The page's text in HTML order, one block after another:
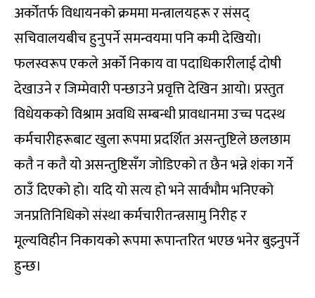
अर्कोतर्फ विधायनको क्रममा मन्त्रालयहरू र संसद्
सचिवालयबीच हुनुपर्ने समन्वयमा पनि कमी देखियो।
फलस्वरूप एकले अर्को निकाय वा पदाधिकारीलाई दोषी
देखाउने र जिम्मेवारी पन्छाउने प्रवृत्ति देखिन आयो। प्रस्तुत
विधेयकको विश्राम अवधि सम्बन्धी प्रावधानमा उच्च पदस्थ
कर्मचारीहरूबाट खुला रूपमा प्रदर्शित असन्तुष्टिले छलछाम
कतै न कतै यो असन्तुष्टिसँग जोडिएको त छैन भन्ने शंका गर्ने
ठाउँ दिएको हो। यदि यो सत्य हो भने सार्वभौम भनिएको
जनप्रतिनिधिको संस्था कर्मचारीतन्त्रसामु निरीह र
मूल्यविहीन निकायको रूपमा रूपान्तरित भएछ भनेर बुझ्नुपर्ने
हुन्छ।